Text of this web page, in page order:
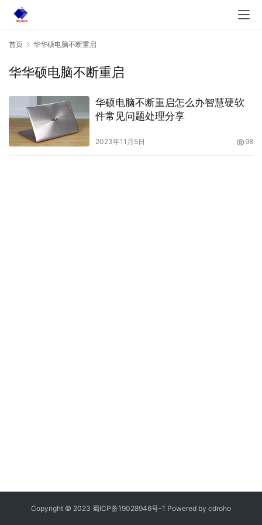
首页 华华硕电脑不断重启
华华硕电脑不断重启
华硕电脑不断重启怎么办智慧硬软
件常见问题处理分享
2023年11月5日 98
Copyright © 2023 蜀ICP备19028946号-1 Powered by cdroho